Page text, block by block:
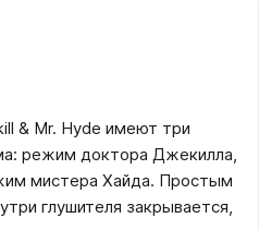
& Mr. Hyde имеют три
режим доктора Джекилла,
мистера Хайда. Простым
глушителя закрывается,